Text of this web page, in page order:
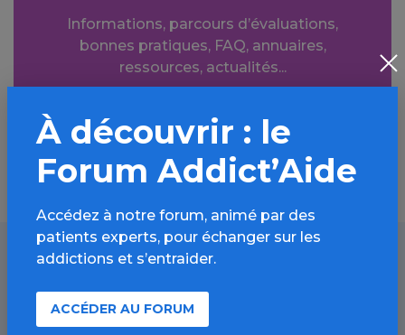
Informations, parcours d’évaluations,
bonnes pratiques, FAQ, annuaires,
ressources, actualités...
Découvrir
À lire aussi
À découvrir : le
Forum Addict’Aide
Accédez à notre forum, animé par des
patients experts, pour échanger sur les
addictions et s’entraider.
ACCÉDER AU FORUM